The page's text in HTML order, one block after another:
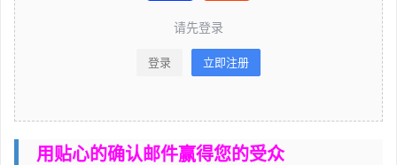
请先登录
登录 立即注册
用贴心的确认邮件赢得您的受众